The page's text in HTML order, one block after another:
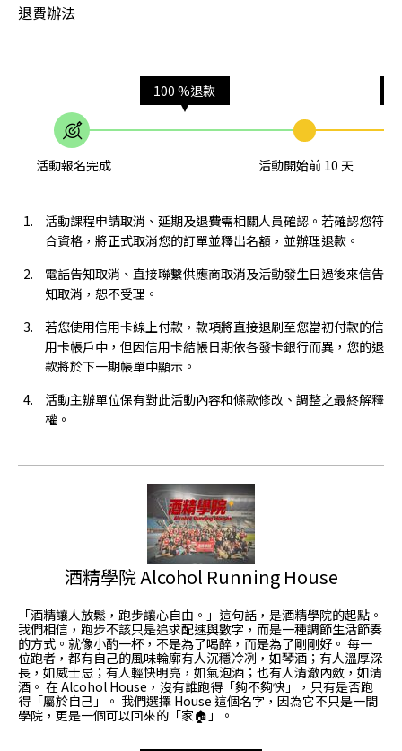
退費辦法
100 %退款
活動報名完成 活動開始前 10 天
活動課程申請取消、延期及退費需相關人員確認。若確認您符
合資格，將正式取消您的訂單並釋出名額，並辦理退款。
電話告知取消、直接聯繫供應商取消及活動發生日過後來信告
知取消，恕不受理。
若您使用信用卡線上付款，款項將直接退刷至您當初付款的信
用卡帳戶中，但因信用卡結帳日期依各發卡銀行而異，您的退
款將於下一期帳單中顯示。
活動主辦單位保有對此活動內容和條款修改、調整之最終解釋
權。
酒精學院 Alcohol Running House
「酒精讓人放鬆，跑步讓心自由。」這句話，是酒精學院的起點。
我們相信，跑步不該只是追求配速與數字，而是一種調節生活節奏
的方式。就像小酌一杯，不是為了喝醉，而是為了剛剛好。 每一
位跑者，都有自己的風味輪廓有人沉穩冷冽，如琴酒；有人溫厚深
長，如威士忌；有人輕快明亮，如氣泡酒；也有人清澈內斂，如清
酒。 在 Alcohol House，沒有誰跑得「夠不夠快」，只有是否跑
得「屬於自己」。 我們選擇 House 這個名字，因為它不只是一間
學院，更是一個可以回來的「家🏠」。